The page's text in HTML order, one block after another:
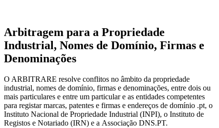
Arbitragem para a Propriedade
Industrial, Nomes de Domínio, Firmas e
Denominações
O ARBITRARE resolve conflitos no âmbito da propriedade
industrial, nomes de domínio, firmas e denominações, entre dois ou
mais particulares e entre um particular e as entidades competentes
para registar marcas, patentes e firmas e endereços de domínio .pt, o
Instituto Nacional de Propriedade Industrial (INPI), o Instituto de
Registos e Notariado (IRN) e a Associação DNS.PT.